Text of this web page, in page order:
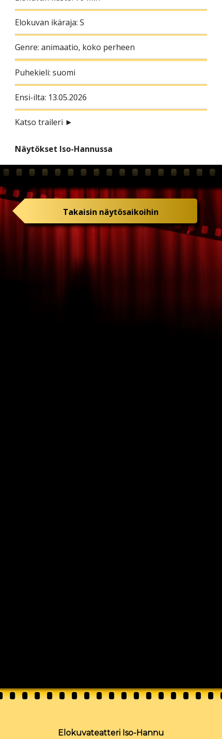
Elokuvan ikäraja: S
Genre: animaatio, koko perheen
Puhekieli: suomi
Ensi-ilta: 13.05.2026
Katso traileri ►
Näytökset Iso-Hannussa
Takaisin näytösaikoihin
Elokuvateatteri Iso-Hannu